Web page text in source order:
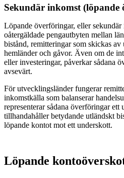
Sekundär inkomst (löpande
Löpande överföringar, eller
oåtergäldade pengautbyten mellan
bistånd, remitteringar som skickas av
hemländer och gåvor. Även om de
eller investeringar, påverkar sådana
avsevärt.
För utvecklingsländer fungerar
inkomstkälla som balanserar
representerar sådana överföringar
tillhandahåller betydande utländskt
löpande kontot mot ett underskott.
Löpande